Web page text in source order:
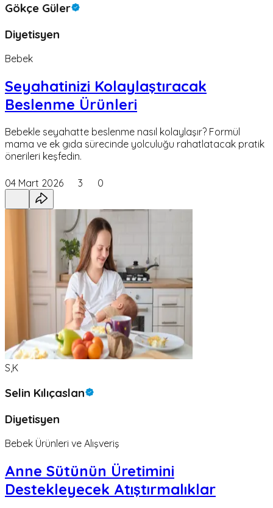
Gökçe Güler
Diyetisyen
Bebek
Seyahatinizi Kolaylaştıracak
Beslenme Ürünleri
Bebekle seyahatte beslenme nasıl kolaylaşır? Formül
mama ve ek gıda sürecinde yolculuğu rahatlatacak pratik
önerileri keşfedin.
04 Mart 2026 3 0
S,K
Selin Kılıçaslan
Diyetisyen
Bebek Ürünleri ve Alışveriş
Anne Sütünün Üretimini
Destekleyecek Atıştırmalıklar